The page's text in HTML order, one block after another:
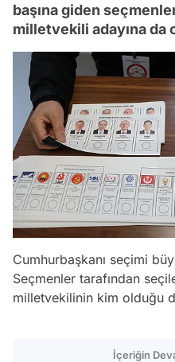
başına giden
milletvekili adayına da
Cumhurbaşkanı seçimi
Seçmenler tarafından
milletvekilinin kim olduğu
İçeriğin